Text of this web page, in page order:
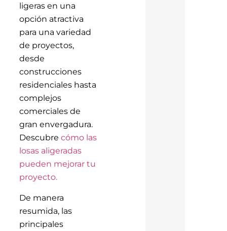
ligeras en una
opción atractiva
para una variedad
de proyectos,
desde
construcciones
residenciales hasta
complejos
comerciales de
gran envergadura.
Descubre cómo las
losas aligeradas
pueden mejorar tu
proyecto.
De manera
resumida, las
principales